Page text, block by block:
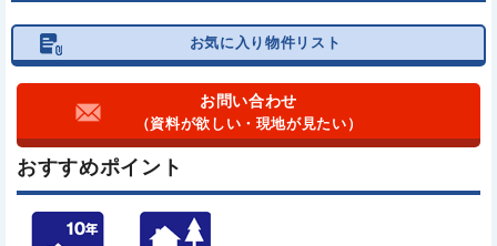
お気に入り物件リスト
お問い合わせ
（資料が欲しい・現地が見たい）
おすすめポイント